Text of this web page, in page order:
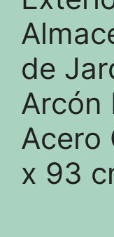
de
Arcón
Acero
x 93